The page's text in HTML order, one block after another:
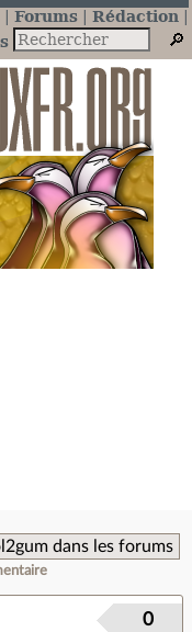
Forums
Rédaction
dans les forums
0